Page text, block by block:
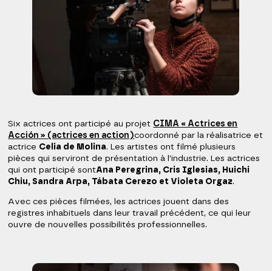
Six actrices ont participé au projet CIMA « Actrices en
Acción » (actrices en action)coordonné par la réalisatrice et
actrice Celia de Molina. Les artistes ont filmé plusieurs
pièces qui serviront de présentation à l'industrie. Les actrices
qui ont participé sontAna Peregrina, Cris Iglesias, Huichi
Chiu, Sandra Arpa, Tábata Cerezo et Violeta Orgaz.
Avec ces pièces filmées, les actrices jouent dans des
registres inhabituels dans leur travail précédent, ce qui leur
ouvre de nouvelles possibilités professionnelles.